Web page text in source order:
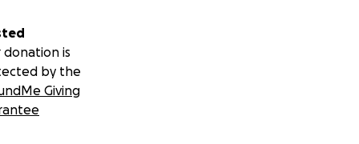
donation is
by the
Giving